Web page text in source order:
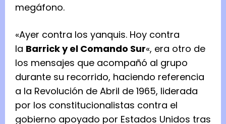
megáfono.
«Ayer contra los yanquis. Hoy contra
la Barrick y el Comando Sur«, era otro de
los mensajes que acompañó al grupo
durante su recorrido, haciendo referencia
a la Revolución de Abril de 1965, liderada
por los constitucionalistas contra el
gobierno apoyado por Estados Unidos tras